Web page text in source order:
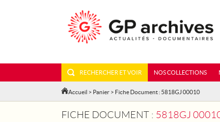
RECHERCHER ET VOIR NOS COLLECTIONS
Accueil > Panier > Fiche Document : 5818GJ 00010
FICHE DOCUMENT : 5818GJ